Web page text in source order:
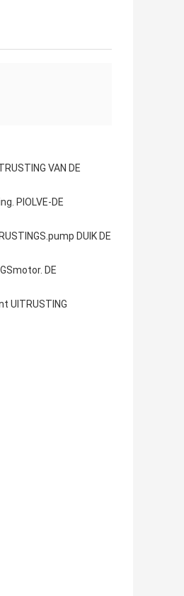
VAN DE
PIOLVE-DE
DUIK DE
DE
UITRUSTING